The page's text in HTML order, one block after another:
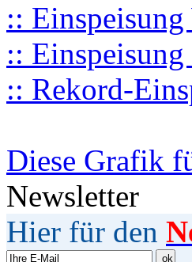
::
::
:: Rekord-
Diese Grafik
Newsletter
Hier für den